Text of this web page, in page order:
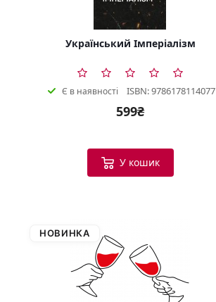
Український Імперіалізм
Є в наявності ISBN: 9786178114077
599₴
У кошик
НОВИНКА